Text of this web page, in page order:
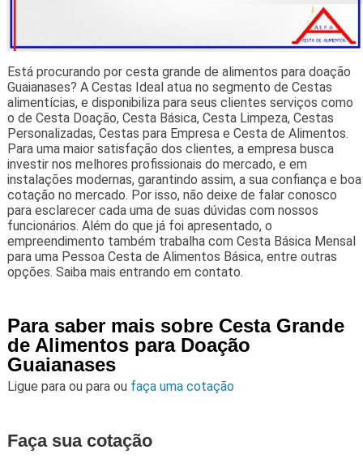
Está procurando por cesta grande de alimentos para doação
Guaianases? A Cestas Ideal atua no segmento de Cestas
alimentícias, e disponibiliza para seus clientes serviços como
o de Cesta Doação, Cesta Básica, Cesta Limpeza, Cestas
Personalizadas, Cestas para Empresa e Cesta de Alimentos.
Para uma maior satisfação dos clientes, a empresa busca
investir nos melhores profissionais do mercado, e em
instalações modernas, garantindo assim, a sua confiança e boa
cotação no mercado. Por isso, não deixe de falar conosco
para esclarecer cada uma de suas dúvidas com nossos
funcionários. Além do que já foi apresentado, o
empreendimento também trabalha com Cesta Básica Mensal
para uma Pessoa Cesta de Alimentos Básica, entre outras
opções. Saiba mais entrando em contato.
Para saber mais sobre Cesta Grande
de Alimentos para Doação
Guaianases
Ligue para ou para ou faça uma cotação
Faça sua cotação